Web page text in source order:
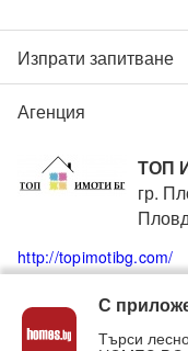
Изпрати запитване
Агенция
ТОП
гр.
http://topimotibg.com/
phone +359896356235
С
Търси